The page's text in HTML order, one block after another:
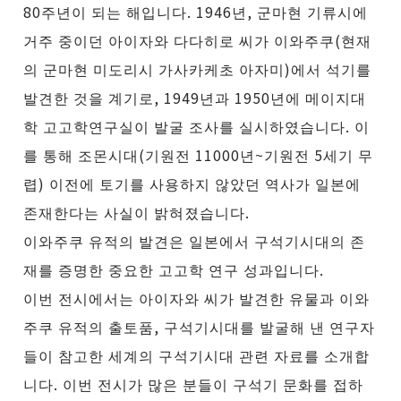
80주년이 되는 해입니다. 1946년, 군마현 기류시에
거주 중이던 아이자와 다다히로 씨가 이와주쿠(현재
의 군마현 미도리시 가사카케초 아자미)에서 석기를
발견한 것을 계기로, 1949년과 1950년에 메이지대
학 고고학연구실이 발굴 조사를 실시하였습니다. 이
를 통해 조몬시대(기원전 11000년~기원전 5세기 무
렵) 이전에 토기를 사용하지 않았던 역사가 일본에
존재한다는 사실이 밝혀졌습니다.
이와주쿠 유적의 발견은 일본에서 구석기시대의 존
재를 증명한 중요한 고고학 연구 성과입니다.
이번 전시에서는 아이자와 씨가 발견한 유물과 이와
주쿠 유적의 출토품, 구석기시대를 발굴해 낸 연구자
들이 참고한 세계의 구석기시대 관련 자료를 소개합
니다. 이번 전시가 많은 분들이 구석기 문화를 접하